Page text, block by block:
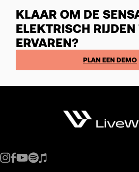
KLAAR OM DE
ELEKTRISCH RIJDEN
ERVAREN?
PLAN EEN DEMO